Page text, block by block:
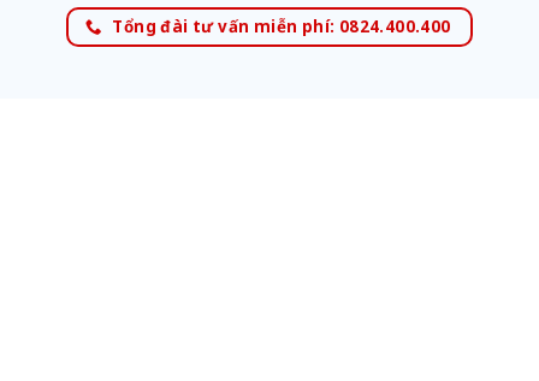
Tổng đài tư vấn miễn phí: 0824.400.400